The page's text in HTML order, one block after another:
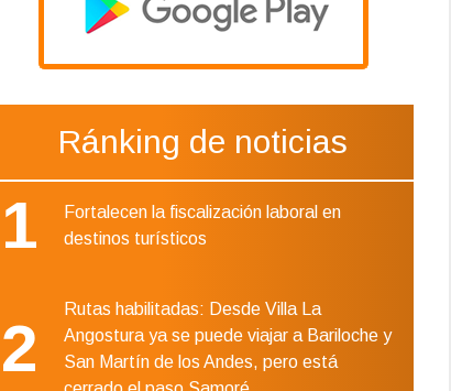
Ránking de noticias
1
Fortalecen la fiscalización laboral en
destinos turísticos
2
Rutas habilitadas: Desde Villa La
Angostura ya se puede viajar a Bariloche y
San Martín de los Andes, pero está